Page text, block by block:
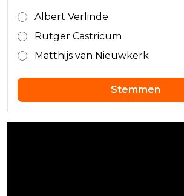
Albert Verlinde
Rutger Castricum
Matthijs van Nieuwkerk
Stemmen